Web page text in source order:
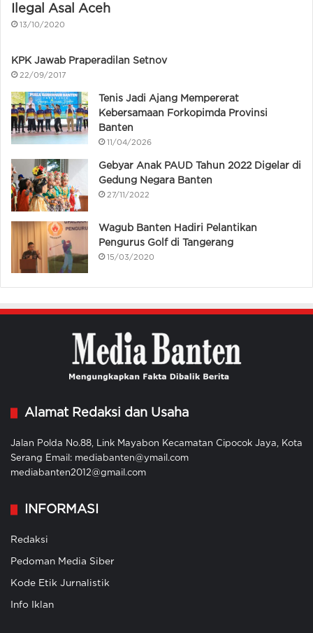
Ilegal Asal Aceh
13/10/2020
KPK Jawab Praperadilan Setnov
22/09/2017
Tenis Jadi Ajang Mempererat
Kebersamaan Forkopimda Provinsi
Banten
11/04/2026
Gebyar Anak PAUD Tahun 2022 Digelar di
Gedung Negara Banten
27/11/2022
Wagub Banten Hadiri Pelantikan
Pengurus Golf di Tangerang
15/03/2020
Alamat Redaksi dan Usaha
Jalan Polda No.88, Link Mayabon Kecamatan Cipocok Jaya, Kota
Serang Email: mediabanten@ymail.com
mediabanten2012@gmail.com
INFORMASI
Redaksi
Pedoman Media Siber
Kode Etik Jurnalistik
Info Iklan